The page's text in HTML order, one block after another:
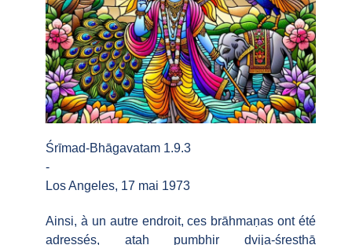
Śrīmad-Bhāgavatam 1.9.3
-
Los Angeles, 17 mai 1973
Ainsi, à un autre endroit, ces brāhmaṇas ont été
adressés, ataḥ pumbhir dvija-śreṣṭhā